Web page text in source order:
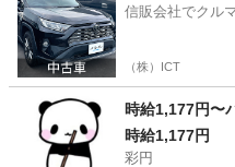
信販会社でクル
（株）ICT
時給1,177円〜
時給1,177円
彩円